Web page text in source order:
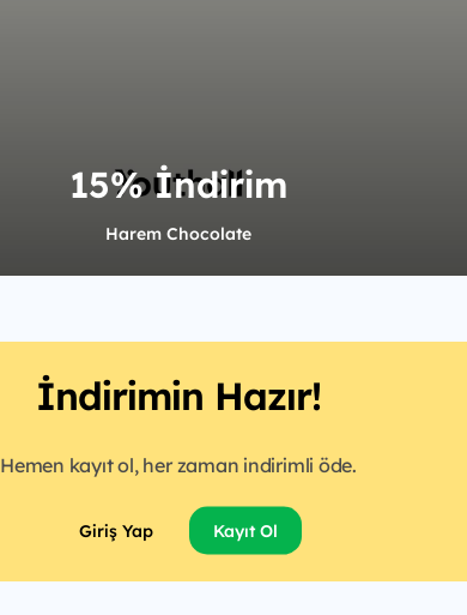
15% İndirim
Harem Chocolate
İndirimin Hazır!
Hemen kayıt ol, her zaman indirimli öde.
Giriş Yap Kayıt Ol